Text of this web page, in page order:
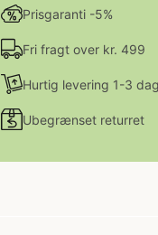
Prisgaranti -5%
Fri fragt over kr. 499
Hurtig levering 1-3
Ubegrænset returret